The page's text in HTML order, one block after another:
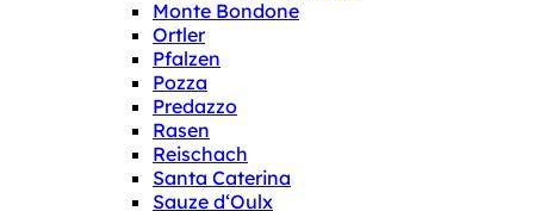
Monte Bondone
Ortler
Pfalzen
Pozza
Predazzo
Rasen
Reischach
Santa Caterina
Sauze d‘Oulx